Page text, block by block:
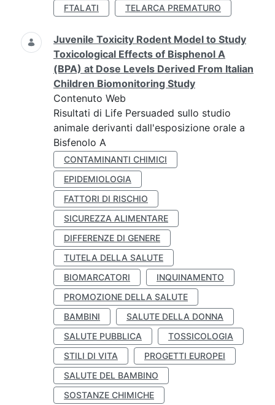
FTALATI
TELARCA PREMATURO
Juvenile Toxicity Rodent Model to Study
Toxicological Effects of Bisphenol A
(BPA) at Dose Levels Derived From Italian
Children Biomonitoring Study
Contenuto Web
Risultati di Life Persuaded sullo studio
animale derivanti dall'esposizione orale a
Bisfenolo A
CONTAMINANTI CHIMICI
EPIDEMIOLOGIA
FATTORI DI RISCHIO
SICUREZZA ALIMENTARE
DIFFERENZE DI GENERE
TUTELA DELLA SALUTE
BIOMARCATORI
INQUINAMENTO
PROMOZIONE DELLA SALUTE
BAMBINI
SALUTE DELLA DONNA
SALUTE PUBBLICA
TOSSICOLOGIA
STILI DI VITA
PROGETTI EUROPEI
SALUTE DEL BAMBINO
SOSTANZE CHIMICHE